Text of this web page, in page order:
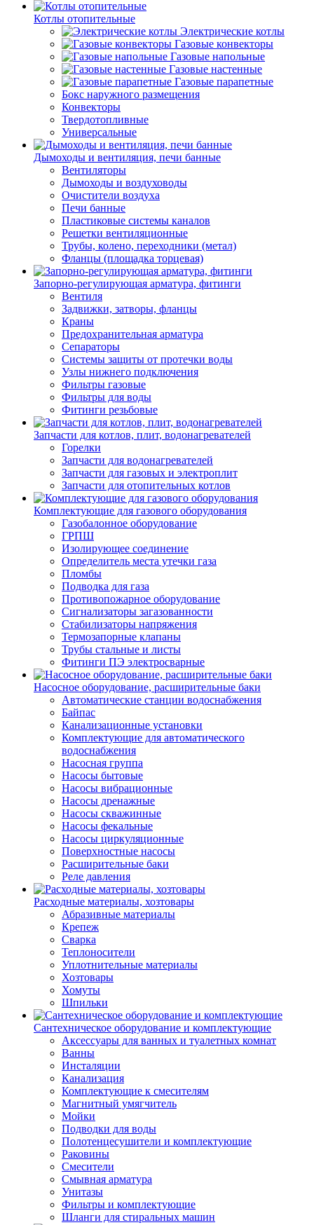
Котлы отопительные
Электрические котлы
Газовые конвекторы
Газовые напольные
Газовые настенные
Газовые парапетные
Бокс наружного размещения
Конвекторы
Твердотопливные
Универсальные
Дымоходы и вентиляция, печи банные
Вентиляторы
Дымоходы и воздуховоды
Очистители воздуха
Печи банные
Пластиковые системы каналов
Решетки вентиляционные
Трубы, колено, переходники (метал)
Фланцы (площадка торцевая)
Запорно-регулирующая арматура, фитинги
Вентиля
Задвижки, затворы, фланцы
Краны
Предохранительная арматура
Сепараторы
Системы защиты от протечки воды
Узлы нижнего подключения
Фильтры газовые
Фильтры для воды
Фитинги резьбовые
Запчасти для котлов, плит, водонагревателей
Горелки
Запчасти для водонагревателей
Запчасти для газовых и электроплит
Запчасти для отопительных котлов
Комплектующие для газового оборудования
Газобалонное оборудование
ГРПШ
Изолирующее соединение
Определитель места утечки газа
Пломбы
Подводка для газа
Противопожарное оборудование
Сигнализаторы загазованности
Стабилизаторы напряжения
Термозапорные клапаны
Трубы стальные и листы
Фитинги ПЭ электросварные
Насосное оборудование, расширительные баки
Автоматические станции водоснабжения
Байпас
Канализационные установки
Комплектующие для автоматического
водоснабжения
Насосная группа
Насосы бытовые
Насосы вибрационные
Насосы дренажные
Насосы скважинные
Насосы фекальные
Насосы циркуляционные
Поверхностные насосы
Расширительные баки
Реле давления
Расходные материалы, хозтовары
Абразивные материалы
Крепеж
Сварка
Теплоносители
Уплотнительные материалы
Хозтовары
Хомуты
Шпильки
Сантехническое оборудование и комплектующие
Аксессуары для ванных и туалетных комнат
Ванны
Инсталяции
Канализация
Комплектующие к смесителям
Магнитный умягчитель
Мойки
Подводки для воды
Полотенцесушители и комплектующие
Раковины
Смесители
Смывная арматура
Унитазы
Фильтры и комплектующие
Шланги для стиральных машин